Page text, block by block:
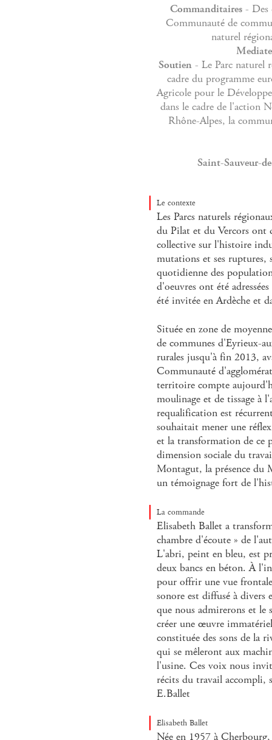
Commanditaires- Des
Communauté de
naturel
Soutien- Le Parc naturel
cadre du programme
Agricole pour le
dans le cadre de l'action
Rhône-Alpes, la
Saint-Sauveur-
Le contexte
Les Parcs naturels
du Pilat et du Vercors ont
collective sur l'histoire
mutations et ses ruptures,
quotidienne des
d'oeuvres ont été
été invitée en Ardèche et
Située en zone de
de communes d'Eyrieux-
rurales jusqu'à fin 2013,
Communauté
territoire compte
moulinage et de tissage à
requalification est
souhaitait mener une
et la transformation de ce
dimension sociale du
Montagut, la présence du
un témoignage fort de
La commande
Elisabeth Ballet a
chambre d'écoute » de
L'abri, peint en bleu, est
deux bancs en béton. À
pour offrir une vue
sonore est diffusé à divers
que nous admirerons et
créer une œuvre
constituée des sons de la
qui se mêleront aux
l'usine. Ces voix nous
récits du travail accompli,
E.Ballet
Elisabeth Ballet
Née en 1957 à